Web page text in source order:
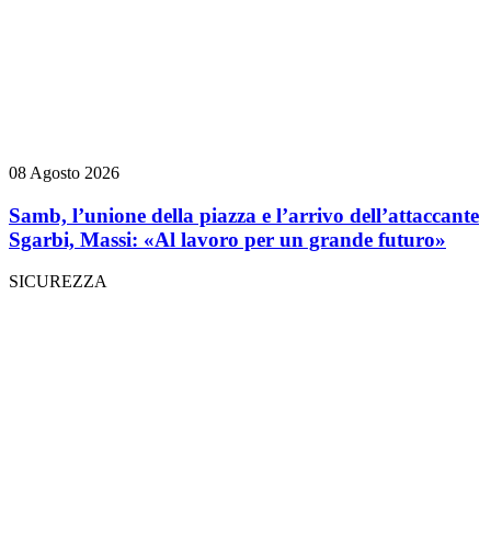
08 Agosto 2026
Samb, l’unione della piazza e l’arrivo dell’attaccante
Sgarbi, Massi: «Al lavoro per un grande futuro»
SICUREZZA